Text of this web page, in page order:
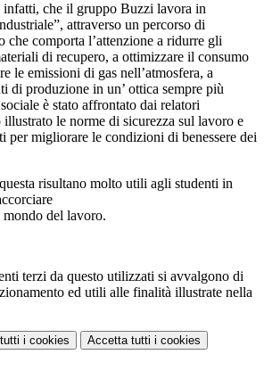
infatti, che il gruppo Buzzi lavora in
attraverso un percorso di
che comporta l’attenzione a ridurre gli
di recupero, a ottimizzare il consumo
le emissioni di gas nell’atmosfera, a
di produzione in un’ ottica sempre più
è stato affrontato dai relatori
illustrato le norme di sicurezza sul lavoro e
per migliorare le condizioni di benessere dei
risultano molto utili agli studenti in
mondo del lavoro.
terzi da questo utilizzati si avvalgono di
ed utili alle finalità illustrate nella
i cookies Accetta tutti i cookies